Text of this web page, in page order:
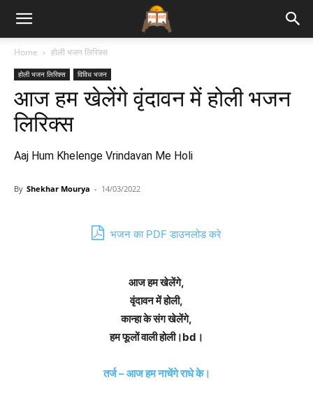
Bhajan
Lyrics
Home होली भजन लिरिक्स
होली भजन लिरिक्स विविध भजन
आज हम खेलेंगे वृंदावन में होली भजन
लिरिक्स
Aaj Hum Khelenge Vrindavan Me Holi
By Shekhar Mourya - 14/03/2022
भजन का PDF डाउनलोड करे
आज हम खेलेंगे,
वृंदावन में होली,
कान्हा के संग खेलेंगे,
हम फूलों वाली होली।bd।
तर्ज – आज हम नाचेंगे राधे के।